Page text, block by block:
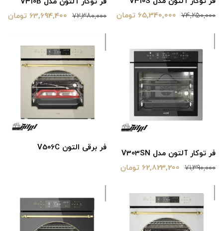
74,250,000 65,340,000 تومان 72,380,000 63,694,400 تومان
فر توکار آلتون مدل V303SN
71,390,000 62,823,200 تومان
فر برقی التون V506C